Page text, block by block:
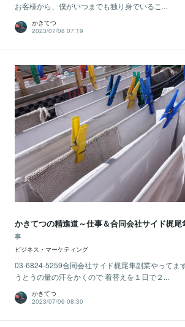
お客様から、僕がいつまでも独り身でいるこ...
かきてつ
2023/07/08 07:19
かきてつの精進道～仕事＆合同会社サイド梶尾
事
ビジネス・マーケティング
03-6824-5259合同会社サイド梶尾隼副業やってま
うとうの量の汗をかくので 着替えを１日で２...
かきてつ
2023/07/06 08:30